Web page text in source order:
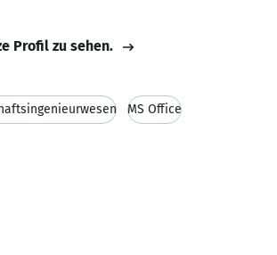
Profil zu sehen.
MS Office